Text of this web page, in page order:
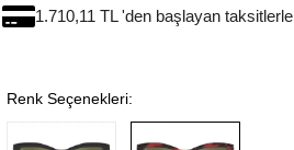
1.710,11 TL 'den başlayan taksitlerle
Renk Seçenekleri: